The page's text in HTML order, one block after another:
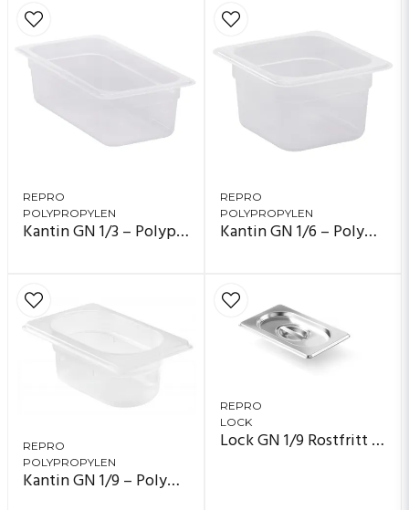
REPRO
POLYPROPYLEN
Kantin GN 1/3 – Polypropylen
REPRO
POLYPROPYLEN
Kantin GN 1/6 – Polypropylen
REPRO
POLYPROPYLEN
Kantin GN 1/9 – Polypropylen
REPRO
LOCK
Lock GN 1/9 Rostfritt Stål